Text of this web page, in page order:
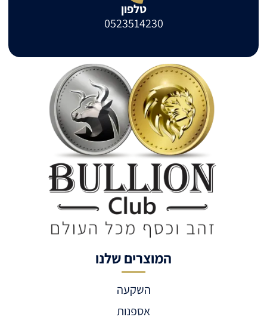
טלפון
0523514230
המוצרים שלנו
השקעה
אספנות